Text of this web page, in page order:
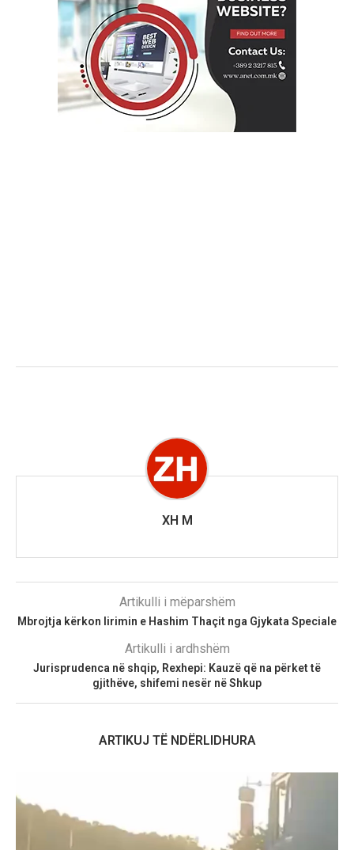
XH M
Artikulli i mëparshëm
Mbrojtja kërkon lirimin e Hashim Thaçit nga Gjykata Speciale
Artikulli i ardhshëm
Jurisprudenca në shqip, Rexhepi: Kauzë që na përket të
gjithëve, shifemi nesër në Shkup
ARTIKUJ TË NDËRLIDHURA